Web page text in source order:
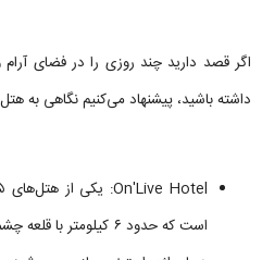
اگر قصد دارید چند روزی را در فضای
داشته باشید، پیشنهاد می‌کنیم نگاهی به
است که حدود ۶ کیلومتر